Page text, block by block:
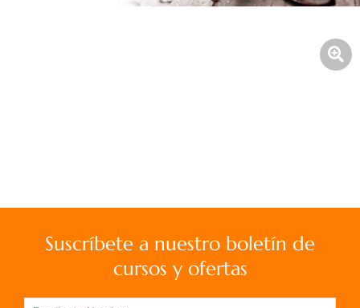
Suscríbete a nuestro boletín de
cursos y ofertas